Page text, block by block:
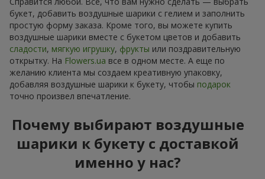
букет, добавить воздушные шарики с гелием и заполнить
простую форму заказа. Кроме того, вы можете купить
воздушные шарики вместе с букетом цветов и добавить
сладости, мягкую игрушку, фрукты или поздравительную
открытку. На Flowers.ua все в одном месте. А еще по
желанию клиента мы создаем креативную упаковку,
добавляя воздушные шарики к букету, чтобы подарок
точно произвел впечатление.
Почему выбирают воздушные
шарики к букету с доставкой
именно у нас?